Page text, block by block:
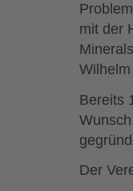
mit der
Bereits
Der